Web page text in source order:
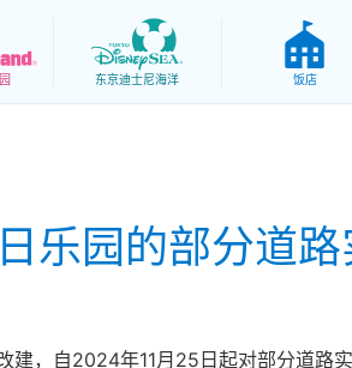
东京迪士尼海洋 饭店
乐园的部分道
建，自2024年11月25日起对部分道路